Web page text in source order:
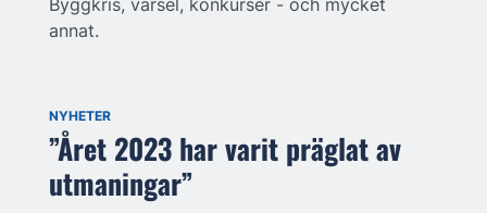
Byggkris, varsel, konkurser - och mycket
annat.
NYHETER
”Året 2023 har varit präglat av
utmaningar”